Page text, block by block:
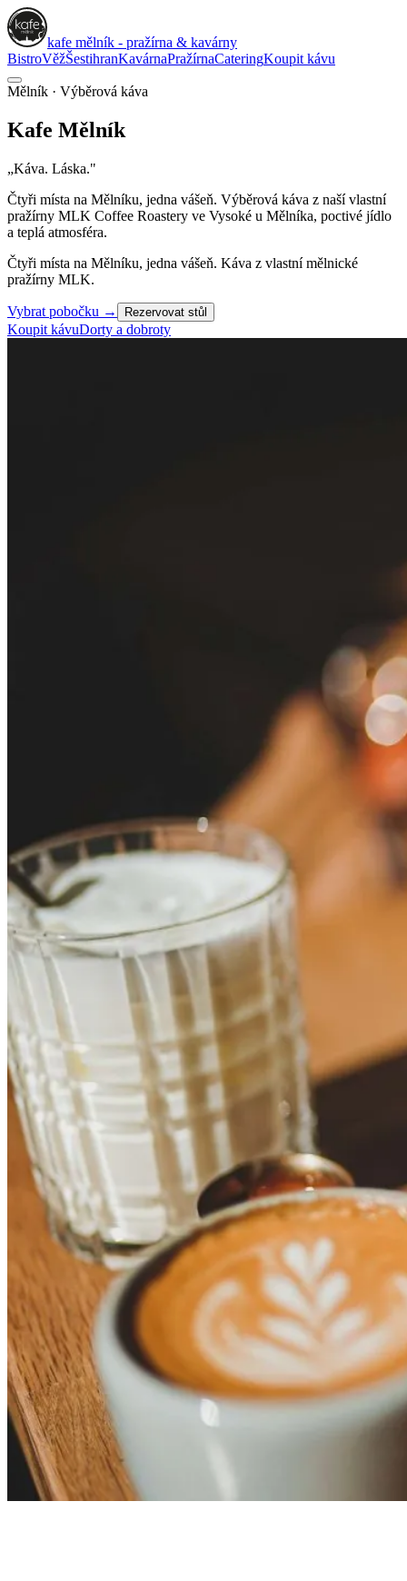
kafe mělník - pražírna & kavárny
BistroVěžŠestihranKavárnaPražírnaCateringKoupit kávu
Mělník · Výběrová káva
Kafe Mělník
„Káva. Láska."
Čtyři místa na Mělníku, jedna vášeň. Výběrová káva z naší vlastní
pražírny MLK Coffee Roastery ve Vysoké u Mělníka, poctivé jídlo
a teplá atmosféra.
Čtyři místa na Mělníku, jedna vášeň. Káva z vlastní mělnické
pražírny MLK.
Vybrat pobočku → Rezervovat stůl
Koupit kávuDorty a dobroty